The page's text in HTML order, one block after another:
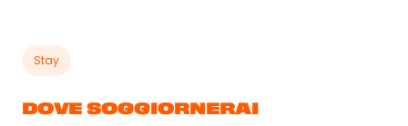
Stay
DOVE SOGGIORNERAI